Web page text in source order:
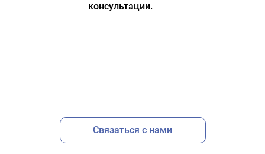
консультации.
Связаться с нами